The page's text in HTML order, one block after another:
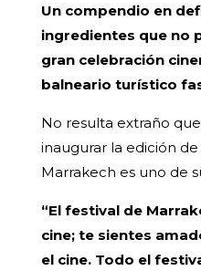
Un compendio en
ingredientes que no
gran celebración
balneario turístico
No resulta extraño
inaugurar la edición
Marrakech es uno de
“El festival de
cine; te sientes
el cine. Todo el